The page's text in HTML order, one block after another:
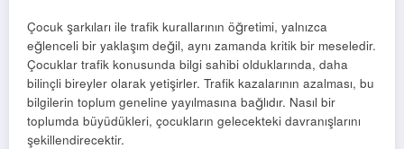
Çocuk şarkıları ile trafik kurallarının öğretimi, yalnızca
eğlenceli bir yaklaşım değil, aynı zamanda kritik bir meseledir.
Çocuklar trafik konusunda bilgi sahibi olduklarında, daha
bilinçli bireyler olarak yetişirler. Trafik kazalarının azalması, bu
bilgilerin toplum geneline yayılmasına bağlıdır. Nasıl bir
toplumda büyüdükleri, çocukların gelecekteki davranışlarını
şekillendirecektir.